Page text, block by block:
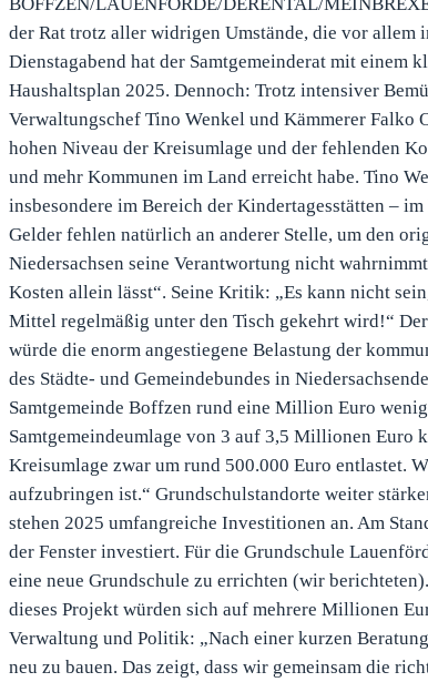
BOFFZEN/LAUENFÖRDE/DERENTAL/
der Rat trotz aller widrigen Umstände, die vor allem
Dienstagabend hat der Samtgemeinderat mit einem
Haushaltsplan 2025. Dennoch: Trotz intensiver
Verwaltungschef Tino Wenkel und Kämmerer Falko
hohen Niveau der Kreisumlage und der fehlenden
und mehr Kommunen im Land erreicht habe. Tino
insbesondere im Bereich der Kindertagesstätten –
Gelder fehlen natürlich an anderer Stelle, um den
Niedersachsen seine Verantwortung nicht
Kosten allein lässt“. Seine Kritik: „Es kann nicht
Mittel regelmäßig unter den Tisch gekehrt wird!“
würde die enorm angestiegene Belastung der
des Städte- und Gemeindebundes in
Samtgemeinde Boffzen rund eine Million Euro
Samtgemeindeumlage von 3 auf 3,5 Millionen
Kreisumlage zwar um rund 500.000 Euro entlastet.
aufzubringen ist.“ Grundschulstandorte weiter
stehen 2025 umfangreiche Investitionen an. Am
der Fenster investiert. Für die Grundschule
eine neue Grundschule zu errichten (wir
dieses Projekt würden sich auf mehrere Millionen
Verwaltung und Politik: „Nach einer kurzen
neu zu bauen. Das zeigt, dass wir gemeinsam die